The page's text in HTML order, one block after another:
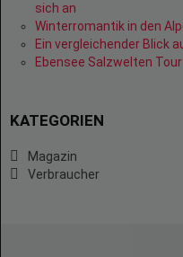
sich an
Winterromantik in den
Ein vergleichender Blick
Ebensee Salzwelten Tour
KATEGORIEN
Magazin
Verbraucher